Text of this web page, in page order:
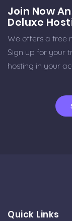
Join Now
Deluxe
We offers a free
Sign up for your
hosting in your
Quick Links